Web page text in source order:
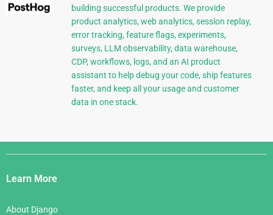
building successful products. We provide
product analytics, web analytics, session replay,
error tracking, feature flags, experiments,
surveys, LLM observability, data warehouse,
CDP, workflows, logs, and an AI product
assistant to help debug your code, ship features
faster, and keep all your usage and customer
data in one stack.
Django
Links
Learn More
About Django